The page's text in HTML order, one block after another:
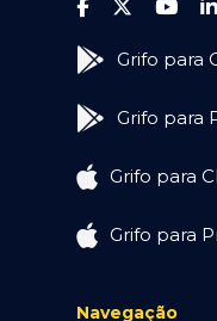
Grifo para
Grifo para
Grifo para
Grifo para
Navegação